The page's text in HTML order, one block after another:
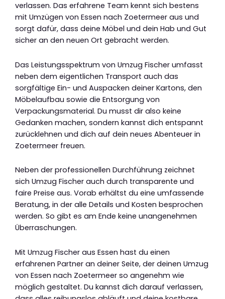
verlassen. Das erfahrene Team kennt sich bestens
mit Umzügen von Essen nach Zoetermeer aus und
sorgt dafür, dass deine Möbel und dein Hab und Gut
sicher an den neuen Ort gebracht werden.
Das Leistungsspektrum von Umzug Fischer umfasst
neben dem eigentlichen Transport auch das
sorgfältige Ein- und Auspacken deiner Kartons, den
Möbelaufbau sowie die Entsorgung von
Verpackungsmaterial. Du musst dir also keine
Gedanken machen, sondern kannst dich entspannt
zurücklehnen und dich auf dein neues Abenteuer in
Zoetermeer freuen.
Neben der professionellen Durchführung zeichnet
sich Umzug Fischer auch durch transparente und
faire Preise aus. Vorab erhältst du eine umfassende
Beratung, in der alle Details und Kosten besprochen
werden. So gibt es am Ende keine unangenehmen
Überraschungen.
Mit Umzug Fischer aus Essen hast du einen
erfahrenen Partner an deiner Seite, der deinen Umzug
von Essen nach Zoetermeer so angenehm wie
möglich gestaltet. Du kannst dich darauf verlassen,